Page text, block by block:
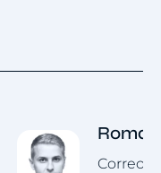
marketing por